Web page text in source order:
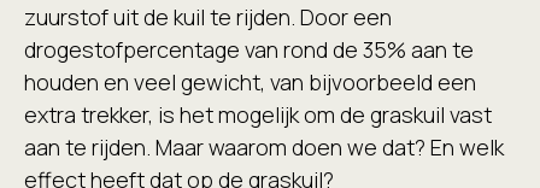
zuurstof uit de kuil te rijden. Door een
drogestofpercentage van rond de 35% aan te
houden en veel gewicht, van bijvoorbeeld een
extra trekker, is het mogelijk om de graskuil vast
aan te rijden. Maar waarom doen we dat? En welk
effect heeft dat op de graskuil?